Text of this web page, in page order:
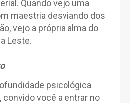
Quando vejo uma
maestria desviando dos
vejo a própria alma do
Leste.
psicológica
você a entrar no